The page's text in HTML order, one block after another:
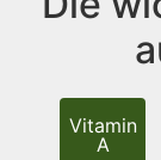
Vitamin
A